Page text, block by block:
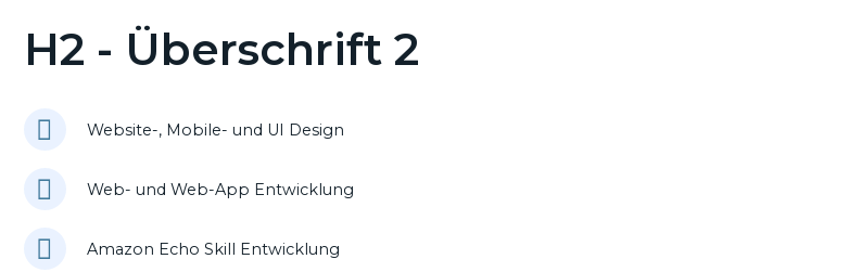
H2 - Überschrift 2
Website-, Mobile- und UI Design
Web- und Web-App Entwicklung
Amazon Echo Skill Entwicklung